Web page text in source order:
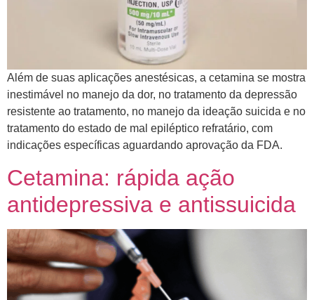
Além de suas aplicações anestésicas, a cetamina se mostra
inestimável no manejo da dor, no tratamento da depressão
resistente ao tratamento, no manejo da ideação suicida e no
tratamento do estado de mal epiléptico refratário, com
indicações específicas aguardando aprovação da FDA.
Cetamina: rápida ação
antidepressiva e antissuicida